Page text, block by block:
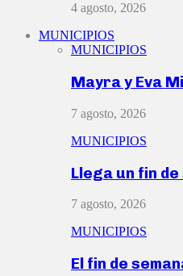
4 agosto, 2026
MUNICIPIOS
MUNICIPIOS
Mayra y Eva
7 agosto, 2026
MUNICIPIOS
Llega un fin
7 agosto, 2026
MUNICIPIOS
El fin de